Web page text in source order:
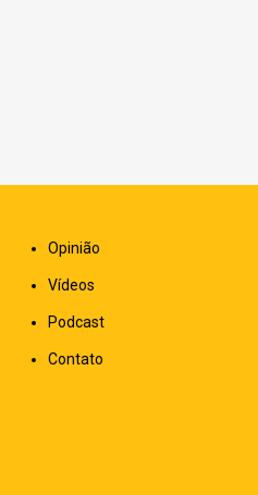
Opinião
Vídeos
Podcast
Contato